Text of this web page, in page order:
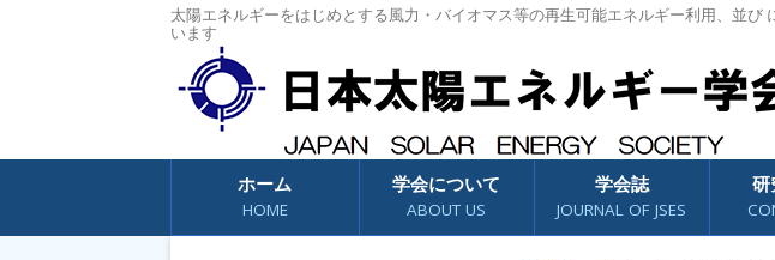
太陽エネルギーをはじめとする風力・バイオマス等の再生可能エネルギー利用、並
います
コンテンツへスキップ
ホーム
HOME
学会について
ABOUT US
学会誌
JOURNAL OF JSES
研